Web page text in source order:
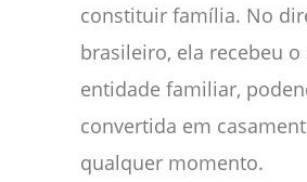
constituir família. No
brasileiro, ela recebeu o
entidade familiar,
convertida em
qualquer momento.